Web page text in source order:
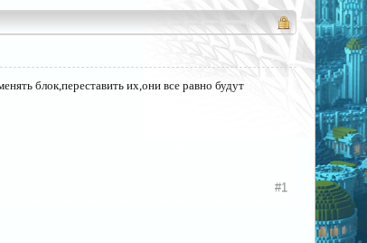
блок,переставить их,они все равно будут
#1